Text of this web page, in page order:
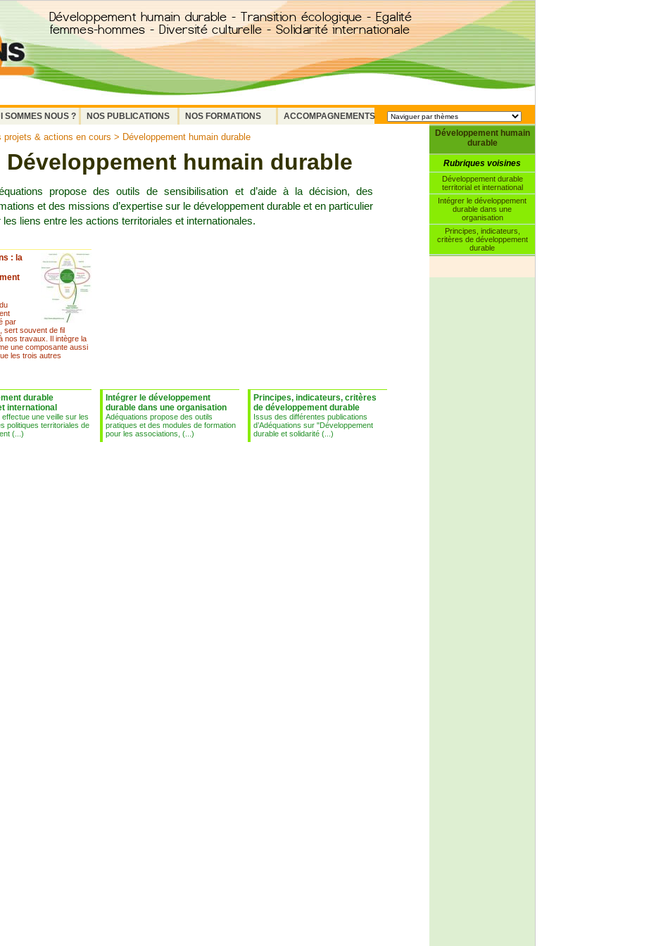
SOMMES NOUS ? NOS PUBLICATIONS NOS FORMATIONS
ACCOMPAGNEMENTS
Développement humain
durable
Rubriques voisines
Développement durable
territorial et international
Intégrer le développement
durable dans une
organisation
Principes, indicateurs,
critères de développement
durable
projets & actions en cours > Développement humain durable
Développement humain durable
propose des outils de sensibilisation et d’aide à la décision, des
et des missions d’expertise sur le développement durable et en particulier
les liens entre les actions territoriales et internationales.
: la
par
sert souvent de fil
nos travaux. Il intègre la
une composante aussi
les trois autres
durable
international
effectue une veille sur les
politiques territoriales de
(...)
Intégrer le développement
durable dans une organisation
Adéquations propose des outils
pratiques et des modules de formation
pour les associations, (...)
Principes, indicateurs, critères
de développement durable
Issus des différentes publications
d’Adéquations sur "Développement
durable et solidarité (...)